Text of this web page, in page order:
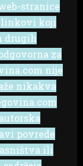
stranice
linkovi koji
drugih
za
nije
nikakva
povrede
ili